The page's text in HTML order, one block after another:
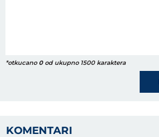
*otkucano 0od ukupno 1500 karaktera
KOMENTARI